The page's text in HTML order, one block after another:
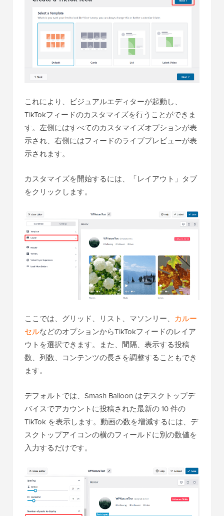
これにより、ビジュアルエディターが起動し、
TikTokフィードのカスタマイズを行うことができま
す。左側にはすべてのカスタマイズオプションが表
示され、右側にはフィードのライブプレビューが表
示されます。
カスタマイズを開始するには、「レイアウト」タブ
をクリックします。
ここでは、グリッド、リスト、マソンリー、 カルー
セルなどのオプションからTikTokフィードのレイア
ウトを選択できます。また、間隔、表示する投稿
数、列数、コンテンツの長さを調整することもでき
ます。
デフォルトでは、Smash Balloon はデスクトップデ
バイスでアカウントに投稿された最新の 10 件の
TikTok を表示します。動画の数を増減するには、デ
スクトップアイコンの横のフィールドに別の数値を
入力するだけです。